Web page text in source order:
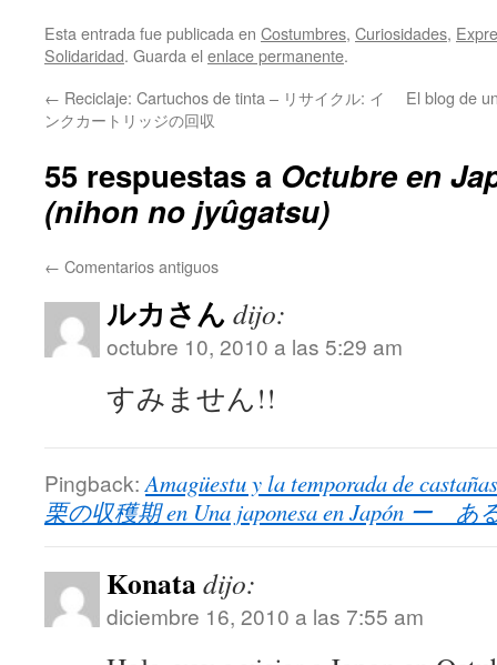
Esta entrada fue publicada en Costumbres, Curiosidades,
Solidaridad. Guarda el enlace permanente.
← Reciclaje: Cartuchos de tinta – リサイクル: イ
ンクカートリッジの回収
El blog de
55 respuestas a Octubre en
(nihon no jyûgatsu)
← Comentarios antiguos
ルカさん dijo:
octubre 10, 2010 a las 5:29 am
すみません!!
Pingback: Amagüestu y la temporada de
栗の収穫期 en Una japonesa en Japón ー
Konatadijo:
diciembre 16, 2010 a las 7:55 am